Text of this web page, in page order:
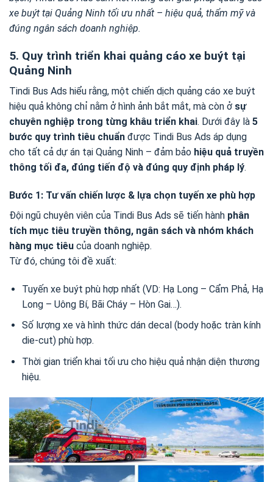
xe buýt tại Quảng Ninh tối ưu nhất – hiệu quả, thẩm mỹ và
đúng ngân sách doanh nghiệp.
5. Quy trình triển khai quảng cáo xe buýt tại
Quảng Ninh
Tindi Bus Ads hiểu rằng, một chiến dịch quảng cáo xe buýt
hiệu quả không chỉ nằm ở hình ảnh bắt mắt, mà còn ở sự
chuyên nghiệp trong từng khâu triển khai. Dưới đây là 5
bước quy trình tiêu chuẩn được Tindi Bus Ads áp dụng
cho tất cả dự án tại Quảng Ninh – đảm bảo hiệu quả truyền
thông tối đa, đúng tiến độ và đúng quy định pháp lý.
Bước 1: Tư vấn chiến lược & lựa chọn tuyến xe phù hợp
Đội ngũ chuyên viên của Tindi Bus Ads sẽ tiến hành phân
tích mục tiêu truyền thông, ngân sách và nhóm khách
hàng mục tiêu của doanh nghiệp.
Từ đó, chúng tôi đề xuất:
Tuyến xe buýt phù hợp nhất (VD: Hạ Long – Cẩm Phả, Hạ
Long – Uông Bí, Bãi Cháy – Hòn Gai…).
Số lượng xe và hình thức dán decal (body hoặc tràn kính
die-cut) phù hợp.
Thời gian triển khai tối ưu cho hiệu quả nhận diện thương
hiệu.